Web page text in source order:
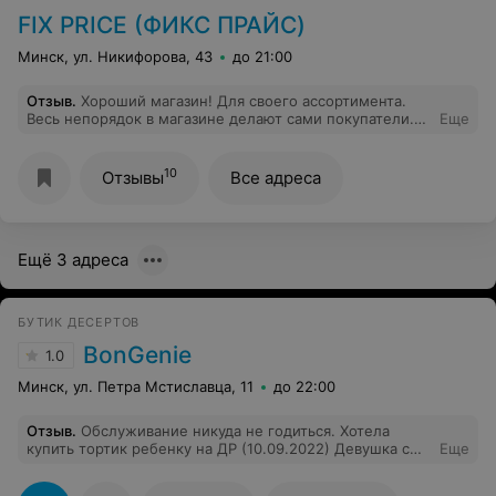
Вообщем, моя оценка: магазины хорошие,
ассортимент тоже, но персонал мягко говоря не
компетентен..
FIX PRICE (ФИКС ПРАЙС)
Минск, ул. Никифорова, 43 до 21:00
Отзыв. Хороший магазин! Для своего ассортимента.
Весь непорядок в магазине делают сами покупатели.
работы кассира. Ценники на нижнюю полку в
основном на полосе выше, из за недостатка
Еще
Отзывы10 Все адреса
Ещё 3 адреса
БУТИК ДЕСЕРТОВ
1.0 BonGenie
Минск, ул. Петра Мстиславца, 11 до 22:00
Отзыв. Обслуживание никуда не годиться. Хотела
купить тортик ребенку на ДР (10.09.2022) Девушка с
работы. Не захотелось даже после такого ничего
Еще